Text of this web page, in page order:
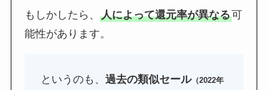
もしかしたら、人によって還元率が異なる可
能性があります。
というのも、過去の類似セール（2022年